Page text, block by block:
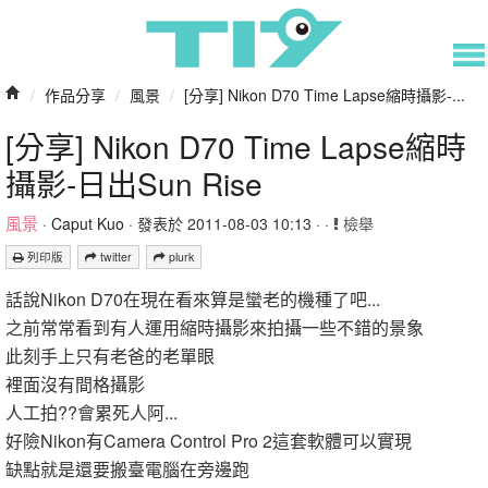
/ 作品分享 / 風景 / [分享] Nikon D70 Time Lapse縮時攝影-...
[分享] Nikon D70 Time Lapse縮時
攝影-日出Sun Rise
風景 · Caput Kuo · 發表於 2011-08-03 10:13 · · 檢舉
列印版 twitter plurk
話說Nikon D70在現在看來算是蠻老的機種了吧...
之前常常看到有人運用縮時攝影來拍攝一些不錯的景象
此刻手上只有老爸的老單眼
裡面沒有間格攝影
人工拍??會累死人阿...
好險Nikon有Camera Control Pro 2這套軟體可以實現
缺點就是還要搬臺電腦在旁邊跑